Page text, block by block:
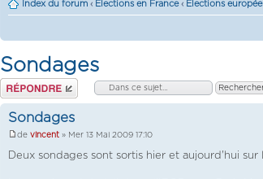
Index du forum ‹ Élections en France ‹ Élections
Sondages
Répondre
Sondages
de vincent » Mer 13 Mai 2009 17:10
Deux sondages sont sortis hier et aujourd'hui